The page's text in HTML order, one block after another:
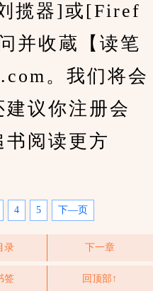
揽器]或[Firef
并收蔵【读笔
。我们将会
议你注册会
书阅读更方
4 5 下—页
录 下一章
签 回顶部↑